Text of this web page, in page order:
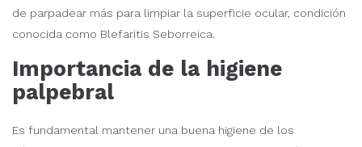
de parpadear más para limpiar la superficie ocular, condición
conocida como Blefaritis Seborreica.
Importancia de la higiene
palpebral
Es fundamental mantener una buena higiene de los